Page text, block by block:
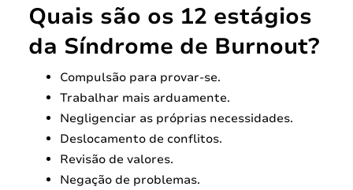
Quais são os 12 estágios
da Síndrome de Burnout?
Compulsão para provar-se.
Trabalhar mais arduamente.
Negligenciar as próprias necessidades.
Deslocamento de conflitos.
Revisão de valores.
Negação de problemas.